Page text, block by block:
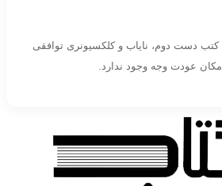
دست دوم، نایاب و کلکسیونری توافقی
عودت وجه وجود ندارد.